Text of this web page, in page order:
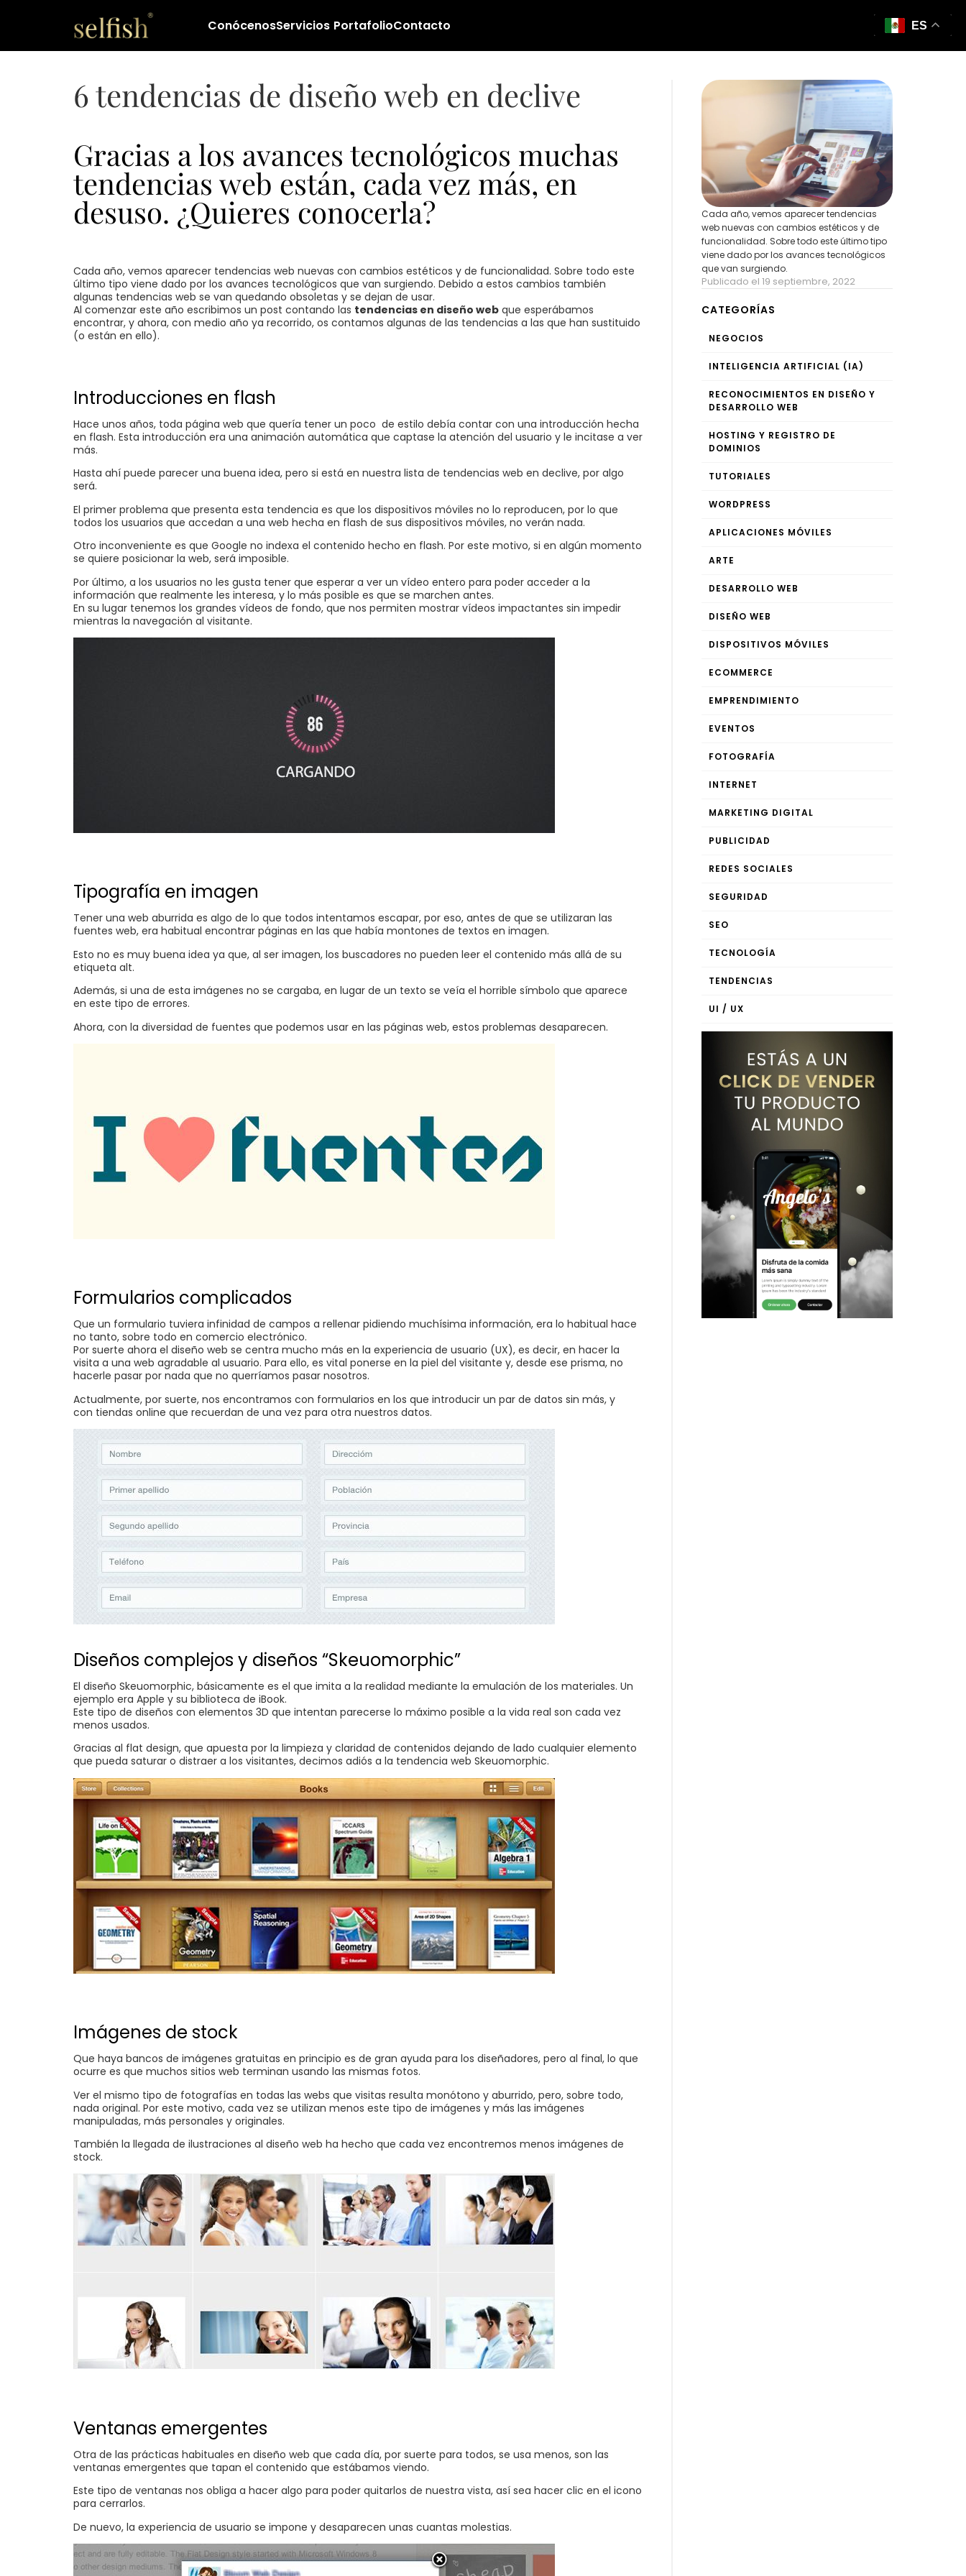
ConócenosServicios PortafolioContacto
6 tendencias de diseño web en declive
Gracias a los avances tecnológicos muchas
tendencias web están, cada vez más, en
desuso. ¿Quieres conocerla?
Cada año, vemos aparecer tendencias web nuevas con cambios estéticos y de funcionalidad. Sobre todo este
último tipo viene dado por los avances tecnológicos que van surgiendo. Debido a estos cambios también
algunas tendencias web se van quedando obsoletas y se dejan de usar.
Al comenzar este año escribimos un post contando las tendencias en diseño web que esperábamos
encontrar, y ahora, con medio año ya recorrido, os contamos algunas de las tendencias a las que han sustituido
(o están en ello).
Introducciones en flash
Hace unos años, toda página web que quería tener un poco de estilo debía contar con una introducción hecha
en flash. Esta introducción era una animación automática que captase la atención del usuario y le incitase a ver
más.
Hasta ahí puede parecer una buena idea, pero si está en nuestra lista de tendencias web en declive, por algo
será.
El primer problema que presenta esta tendencia es que los dispositivos móviles no lo reproducen, por lo que
todos los usuarios que accedan a una web hecha en flash de sus dispositivos móviles, no verán nada.
Otro inconveniente es que Google no indexa el contenido hecho en flash. Por este motivo, si en algún momento
se quiere posicionar la web, será imposible.
Por último, a los usuarios no les gusta tener que esperar a ver un vídeo entero para poder acceder a la
información que realmente les interesa, y lo más posible es que se marchen antes.
En su lugar tenemos los grandes vídeos de fondo, que nos permiten mostrar vídeos impactantes sin impedir
mientras la navegación al visitante.
Tipografía en imagen
Tener una web aburrida es algo de lo que todos intentamos escapar, por eso, antes de que se utilizaran las
fuentes web, era habitual encontrar páginas en las que había montones de textos en imagen.
Esto no es muy buena idea ya que, al ser imagen, los buscadores no pueden leer el contenido más allá de su
etiqueta alt.
Además, si una de esta imágenes no se cargaba, en lugar de un texto se veía el horrible símbolo que aparece
en este tipo de errores.
Ahora, con la diversidad de fuentes que podemos usar en las páginas web, estos problemas desaparecen.
Formularios complicados
Que un formulario tuviera infinidad de campos a rellenar pidiendo muchísima información, era lo habitual hace
no tanto, sobre todo en comercio electrónico.
Por suerte ahora el diseño web se centra mucho más en la experiencia de usuario (UX), es decir, en hacer la
visita a una web agradable al usuario. Para ello, es vital ponerse en la piel del visitante y, desde ese prisma, no
hacerle pasar por nada que no querríamos pasar nosotros.
Actualmente, por suerte, nos encontramos con formularios en los que introducir un par de datos sin más, y
con tiendas online que recuerdan de una vez para otra nuestros datos.
Diseños complejos y diseños “Skeuomorphic”
El diseño Skeuomorphic, básicamente es el que imita a la realidad mediante la emulación de los materiales. Un
ejemplo era Apple y su biblioteca de iBook.
Este tipo de diseños con elementos 3D que intentan parecerse lo máximo posible a la vida real son cada vez
menos usados.
Gracias al flat design, que apuesta por la limpieza y claridad de contenidos dejando de lado cualquier elemento
que pueda saturar o distraer a los visitantes, decimos adiós a la tendencia web Skeuomorphic.
Imágenes de stock
Que haya bancos de imágenes gratuitas en principio es de gran ayuda para los diseñadores, pero al final, lo que
ocurre es que muchos sitios web terminan usando las mismas fotos.
Ver el mismo tipo de fotografías en todas las webs que visitas resulta monótono y aburrido, pero, sobre todo,
nada original. Por este motivo, cada vez se utilizan menos este tipo de imágenes y más las imágenes
manipuladas, más personales y originales.
También la llegada de ilustraciones al diseño web ha hecho que cada vez encontremos menos imágenes de
stock.
Ventanas emergentes
Otra de las prácticas habituales en diseño web que cada día, por suerte para todos, se usa menos, son las
ventanas emergentes que tapan el contenido que estábamos viendo.
Este tipo de ventanas nos obliga a hacer algo para poder quitarlos de nuestra vista, así sea hacer clic en el icono
para cerrarlos.
De nuevo, la experiencia de usuario se impone y desaparecen unas cuantas molestias.
Cada año, vemos aparecer tendencias
web nuevas con cambios estéticos y de
funcionalidad. Sobre todo este último tipo
viene dado por los avances tecnológicos
que van surgiendo.
Publicado el 19 septiembre, 2022
CATEGORÍAS
NEGOCIOS
INTELIGENCIA ARTIFICIAL (IA)
RECONOCIMIENTOS EN DISEÑO Y
DESARROLLO WEB
HOSTING Y REGISTRO DE
DOMINIOS
TUTORIALES
WORDPRESS
APLICACIONES MÓVILES
ARTE
DESARROLLO WEB
DISEÑO WEB
DISPOSITIVOS MÓVILES
ECOMMERCE
EMPRENDIMIENTO
EVENTOS
FOTOGRAFÍA
INTERNET
MARKETING DIGITAL
PUBLICIDAD
REDES SOCIALES
SEGURIDAD
SEO
TECNOLOGÍA
TENDENCIAS
UI / UX
ES